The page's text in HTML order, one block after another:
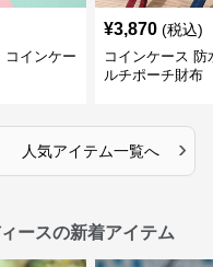
コインケー
¥3,870 (税込)
コインケース 防
ルチポーチ財布
人気アイテム一覧へ ›
ースの新着アイテム